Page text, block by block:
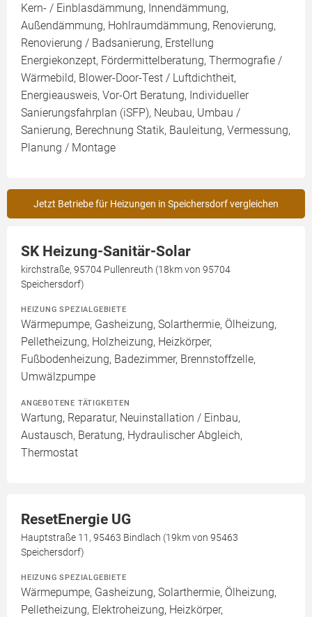
Kern- / Einblasdämmung, Innendämmung,
Außendämmung, Hohlraumdämmung, Renovierung,
Renovierung / Badsanierung, Erstellung
Energiekonzept, Fördermittelberatung, Thermografie /
Wärmebild, Blower-Door-Test / Luftdichtheit,
Energieausweis, Vor-Ort Beratung, Individueller
Sanierungsfahrplan (iSFP), Neubau, Umbau /
Sanierung, Berechnung Statik, Bauleitung, Vermessung,
Planung / Montage
Jetzt Betriebe für Heizungen in Speichersdorf vergleichen
SK Heizung-Sanitär-Solar
kirchstraße, 95704 Pullenreuth (18km von 95704
Speichersdorf)
HEIZUNG SPEZIALGEBIETE
Wärmepumpe, Gasheizung, Solarthermie, Ölheizung,
Pelletheizung, Holzheizung, Heizkörper,
Fußbodenheizung, Badezimmer, Brennstoffzelle,
Umwälzpumpe
ANGEBOTENE TÄTIGKEITEN
Wartung, Reparatur, Neuinstallation / Einbau,
Austausch, Beratung, Hydraulischer Abgleich,
Thermostat
ResetEnergie UG
Hauptstraße 11, 95463 Bindlach (19km von 95463
Speichersdorf)
HEIZUNG SPEZIALGEBIETE
Wärmepumpe, Gasheizung, Solarthermie, Ölheizung,
Pelletheizung, Elektroheizung, Heizkörper,